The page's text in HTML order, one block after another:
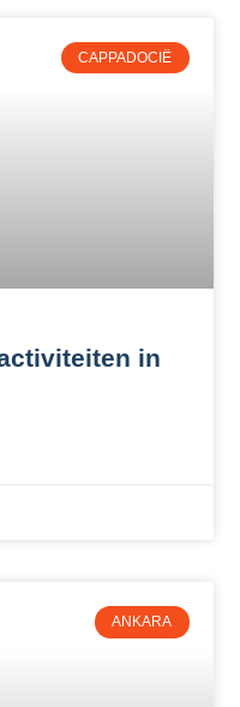
CAPPADOCIË
in
ANKARA